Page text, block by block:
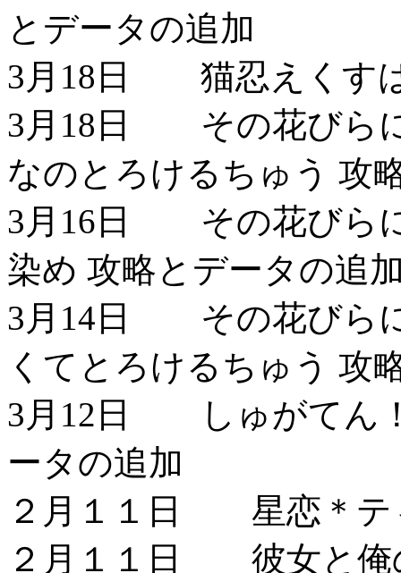
とデータの追加
3月18日 猫忍えくすは
3月18日 その花びら
なのとろけるちゅう 攻
3月16日 その花びら
染め 攻略とデータの追
3月14日 その花びら
くてとろけるちゅう 攻
3月12日 しゅがてん！-
ータの追加
２月１１日 星恋＊テ
２月１１日 彼女と俺